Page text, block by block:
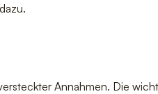
Annahmen. Die